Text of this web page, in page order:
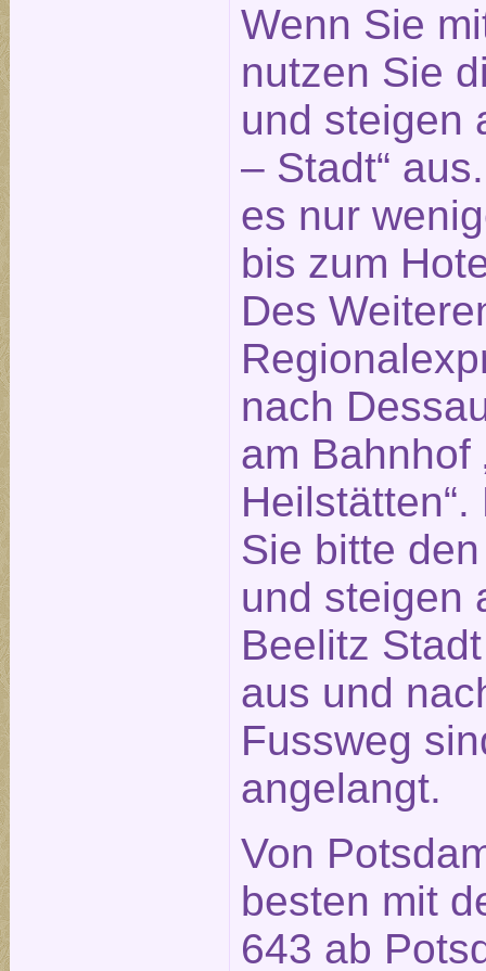
Wenn Sie
nutzen Sie
und steigen
– Stadt“
es nur
bis zum
Des
nach
am Bahnhof
Sie bitte
und steigen
Beelitz
aus und
Fussweg
angelangt.
Von
besten mit
643 ab